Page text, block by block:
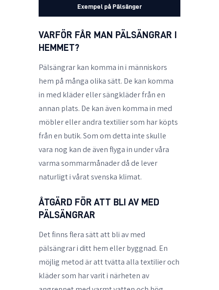
Exempel på Pälsänger
VARFÖR FÅR MAN PÄLSÄNGRAR I
HEMMET?
Pälsängrar kan komma in i människors
hem på många olika sätt. De kan komma
in med kläder eller sängkläder från en
annan plats. De kan även komma in med
möbler eller andra textilier som har köpts
från en butik. Som om detta inte skulle
vara nog kan de även flyga in under våra
varma sommarmånader då de lever
naturligt i vårat svenska klimat.
ÅTGÄRD FÖR ATT BLI AV MED
PÄLSÄNGRAR
Det finns flera sätt att bli av med
pälsängrar i ditt hem eller byggnad. En
möjlig metod är att tvätta alla textilier och
kläder som har varit i närheten av